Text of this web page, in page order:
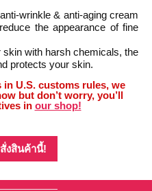
wrinkle & anti-aging cream
the appearance of fine
with harsh chemicals, the
protects your skin.
in U.S. customs rules, we
but don’t worry, you’ll
in our shop!
งสินค้านี้!